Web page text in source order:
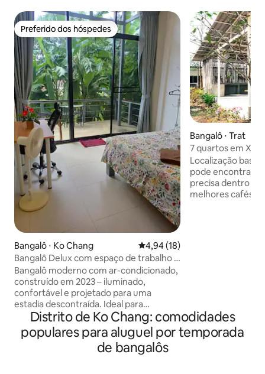
Preferido dos hóspedes
Preferido dos hóspedes
Bangalô ⋅ Ko Chang 4,94 de uma avaliação média
4,94 (18)
Bangalô Delux com espaço de trabalho e
micro-ondas
Bangalô moderno com ar-condicionado,
construído em 2023 – iluminado,
confortável e projetado para uma
estadia descontraída. Ideal para
freelancers, viajantes solo e casais que
valorizam a privacidade e a
independência. Wi-Fi rápido, espaço de
trabalho e uma varanda espaçosa.
Bangalô ⋅ Trat
7 quartos em
apenas uma casa
Localização
pode encontrar
precisa dentro de
melhores cafés
claro. O belo
Distrito de Ko Chang: comodidades
populares para aluguel por temporada
de bangalôs